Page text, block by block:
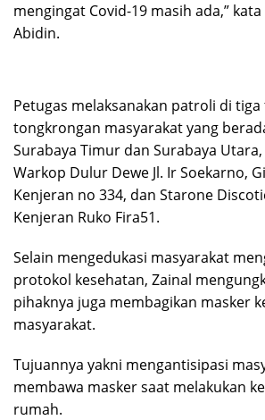
mengingat Covid-19 masih ada,”
Abidin.
Petugas melaksanakan patroli di
tongkrongan masyarakat yang
Surabaya Timur dan Surabaya
Warkop Dulur Dewe Jl. Ir Soekarno,
Kenjeran no 334, dan Starone
Kenjeran Ruko Fira51.
Selain mengedukasi masyarakat
protokol kesehatan, Zainal
pihaknya juga membagikan masker
masyarakat.
Tujuannya yakni mengantisipasi
membawa masker saat melakukan
rumah.